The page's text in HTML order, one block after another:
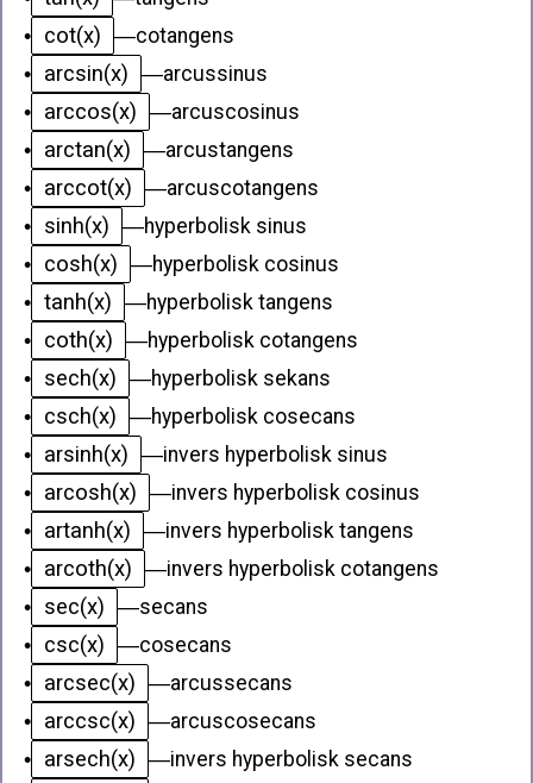
•
cot(x) —cotangens
•
arcsin(x) —arcussinus
•
arccos(x) —arcuscosinus
•
arctan(x) —arcustangens
•
arccot(x) —arcuscotangens
•
sinh(x) —hyperbolisk sinus
•
cosh(x) —hyperbolisk cosinus
• tanh(x) —hyperbolisk tangens
•
coth(x) —hyperbolisk cotangens
•
sech(x) —hyperbolisk sekans
•
csch(x) —hyperbolisk cosecans
•
arsinh(x) —invers hyperbolisk sinus
•
arcosh(x) —invers hyperbolisk cosinus
•
artanh(x) —invers hyperbolisk tangens
•
arcoth(x) —invers hyperbolisk cotangens
•
sec(x) —secans
•
csc(x) —cosecans
•
arcsec(x) —arcussecans
•
arccsc(x) —arcuscosecans
•
arsech(x) —invers hyperbolisk secans